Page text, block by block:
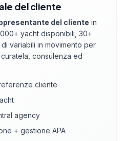
del cliente
del cliente in
yacht disponibili, 30+
variabili in movimento per
consulenza ed
cliente
agency
+ gestione APA